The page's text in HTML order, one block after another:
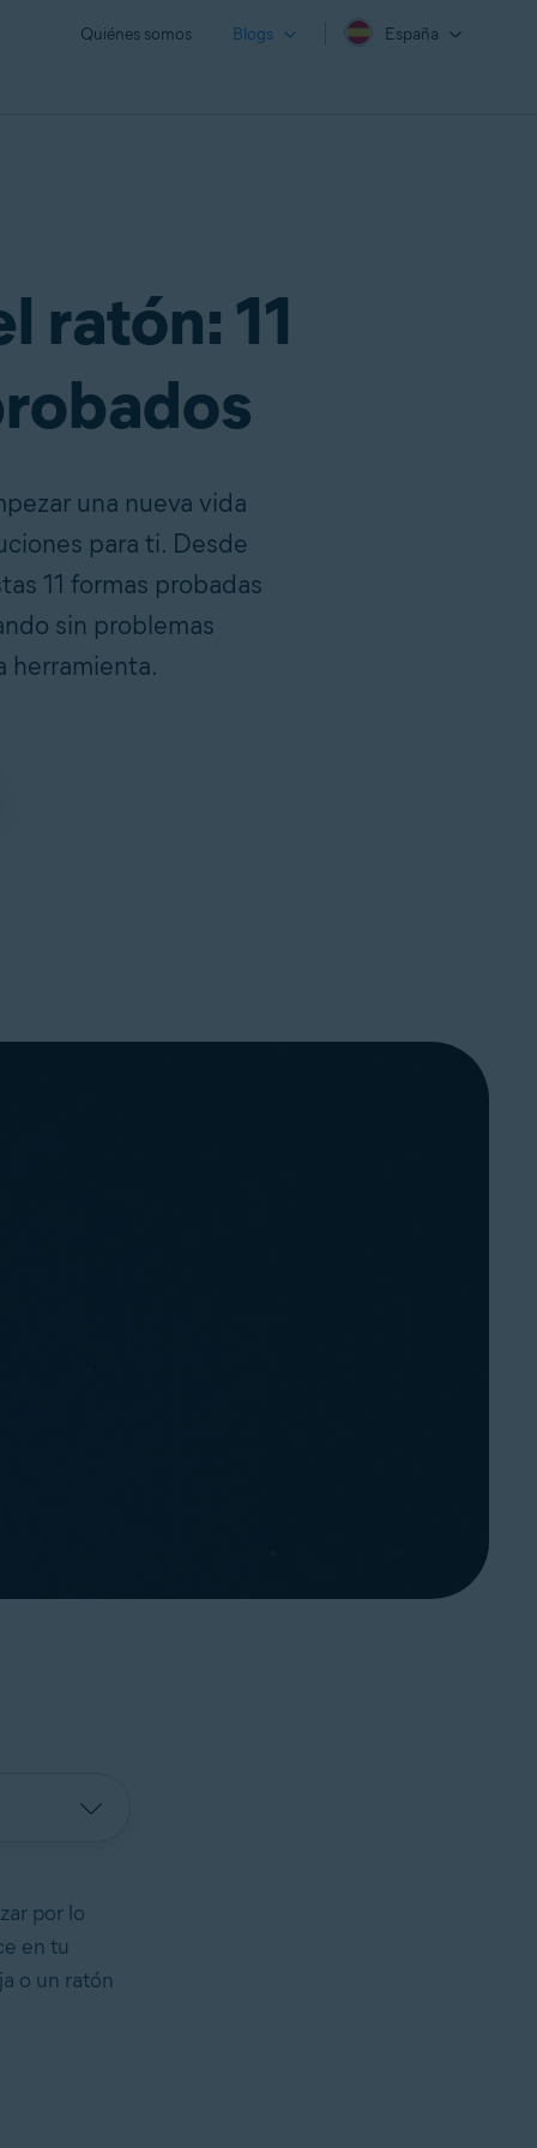
Quiénes somos Blogs España
ratón: 11
una nueva vida
para ti. Desde
11 formas probadas
sin problemas
herramienta.
por lo
en tu
o un ratón